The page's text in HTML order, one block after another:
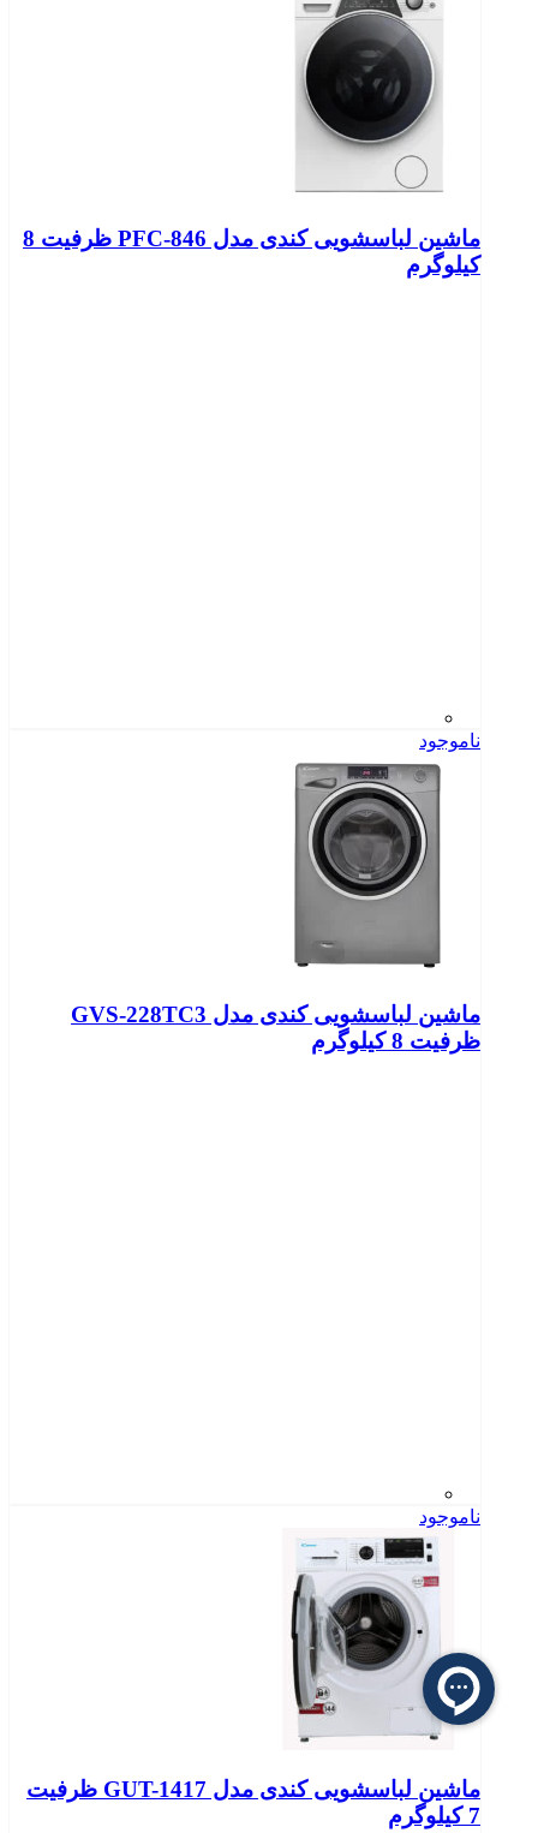
ماشین لباسشویی کندی مدل PFC-846 ظرفیت 8
کیلوگرم
ناموجود
ماشین لباسشویی کندی مدل GVS-228TC3
ظرفیت 8 کیلوگرم
ناموجود
ماشین لباسشویی کندی مدل GUT-1417 ظرفیت
7 کیلوگرم